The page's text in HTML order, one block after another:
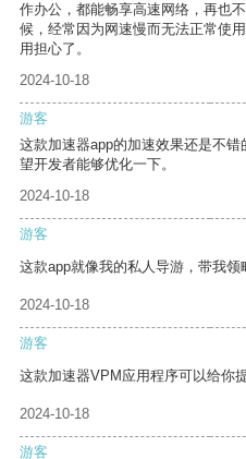
作办公，都能畅享高速网络，再也
候，经常因为网速慢而无法正常使
用担心了。
2024-10-18
游客
这款加速器app的加速效果还是不
望开发者能够优化一下。
2024-10-18
游客
这款app就像我的私人导游，带我领
2024-10-18
游客
这款加速器VPM应用程序可以给你
2024-10-18
游客